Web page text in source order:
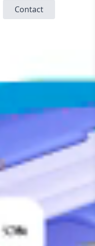
Contact